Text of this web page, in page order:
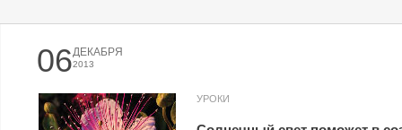
06ДЕКАБРЯ
2013
УРОКИ